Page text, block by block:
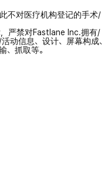
不对医疗机构登记的手术/
严禁对Fastlane Inc.拥有/
动信息、设计、屏幕构成、
、抓取等。